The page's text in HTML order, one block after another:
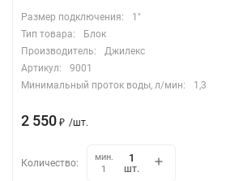
Размер подключения:
1"
Тип товара:
Блок
Производитель:
Джилекс
Артикул:
9001
Минимальный проток воды, л/мин:
1,3
2 550 ₽ /шт.
Количество:
мин.
1
шт.